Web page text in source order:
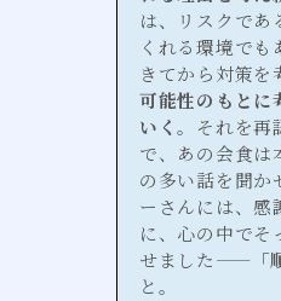
は、リスクであ
くれる環境で
きてから対策を
可能性のもとに
いく。それを再
で、あの会食は
の多い話を聞か
ーさんには、感
に、心の中でそ
せました——
と。